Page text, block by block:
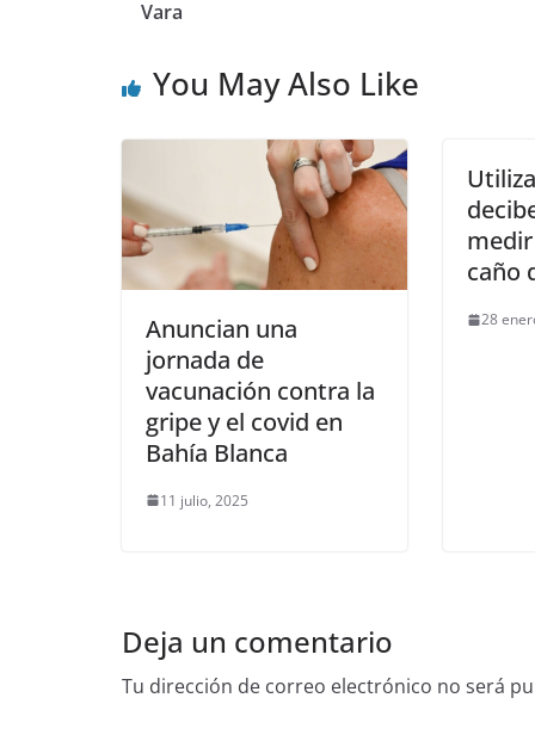
Vara
You May Also Like
Anuncian una
jornada de
vacunación contra la
gripe y el covid en
Bahía Blanca
11 julio, 2025
caño
28
Deja un comentario
Tu dirección de correo electrónico no será